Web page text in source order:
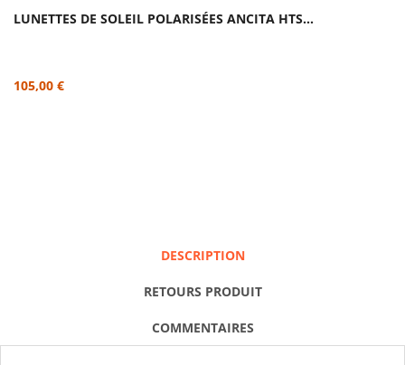
LUNETTES DE SOLEIL POLARISÉES ANCITA HTS...
105,00 €
DESCRIPTION
RETOURS PRODUIT
COMMENTAIRES